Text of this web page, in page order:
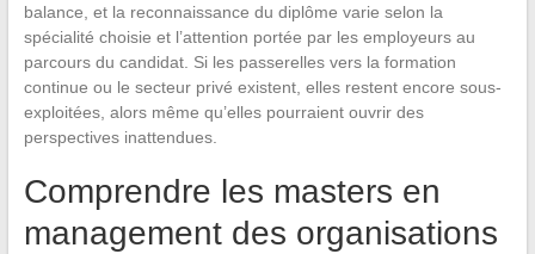
balance, et la reconnaissance du diplôme varie selon la
spécialité choisie et l’attention portée par les employeurs au
parcours du candidat. Si les passerelles vers la formation
continue ou le secteur privé existent, elles restent encore sous-
exploitées, alors même qu’elles pourraient ouvrir des
perspectives inattendues.
Comprendre les masters en
management des organisations